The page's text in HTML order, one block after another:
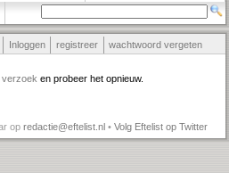
Inloggen registreer wachtwoord vergeten
verzoek en probeer het opnieuw.
op redactie@eftelist.nl • Volg Eftelist op Twitter